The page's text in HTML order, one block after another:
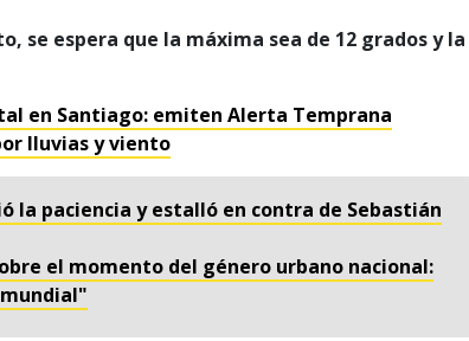
se espera que la máxima sea de 12 grados y la
en Santiago: emiten Alerta Temprana
lluvias y viento
la paciencia y estalló en contra de Sebastián
el momento del género urbano nacional: